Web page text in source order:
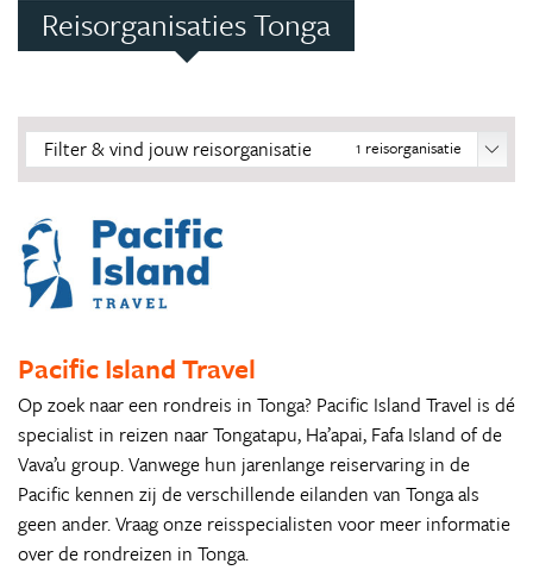
Reisorganisaties Tonga
1 reisorganisatie
Filter & vind jouw reisorganisatie
Pacific Island Travel
Op zoek naar een rondreis in Tonga? Pacific Island Travel is dé
specialist in reizen naar Tongatapu, Ha’apai, Fafa Island of de
Vava’u group. Vanwege hun jarenlange reiservaring in de
Pacific kennen zij de verschillende eilanden van Tonga als
geen ander. Vraag onze reisspecialisten voor meer informatie
over de rondreizen in Tonga.